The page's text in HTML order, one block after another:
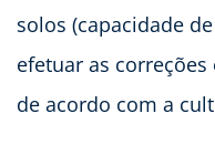
solos (capacidade
efetuar as correções
de acordo com a